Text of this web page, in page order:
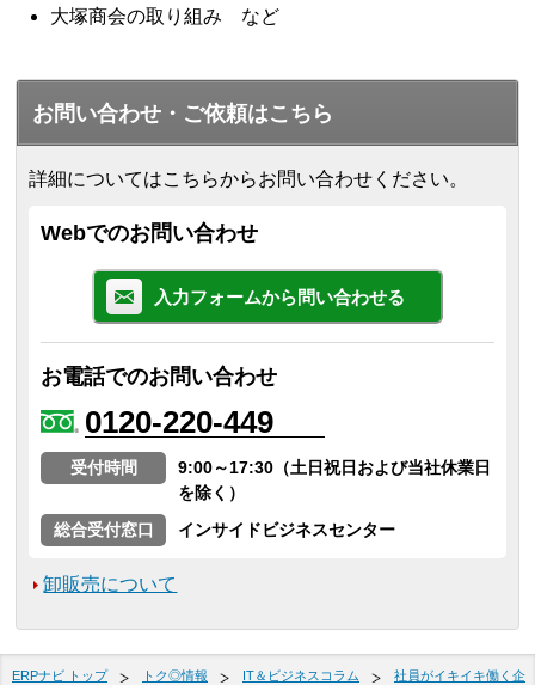
大塚商会の取り組み など
お問い合わせ・ご依頼はこちら
詳細についてはこちらからお問い合わせください。
Webでのお問い合わせ
入力フォームから問い合わせる
お電話でのお問い合わせ
0120-220-449
受付時間
9:00～17:30（土日祝日および当社休業日
を除く）
総合受付窓口
インサイドビジネスセンター
卸販売について
ERPナビ トップ トク◎情報 IT＆ビジネスコラム
社員がイキイキ働く企